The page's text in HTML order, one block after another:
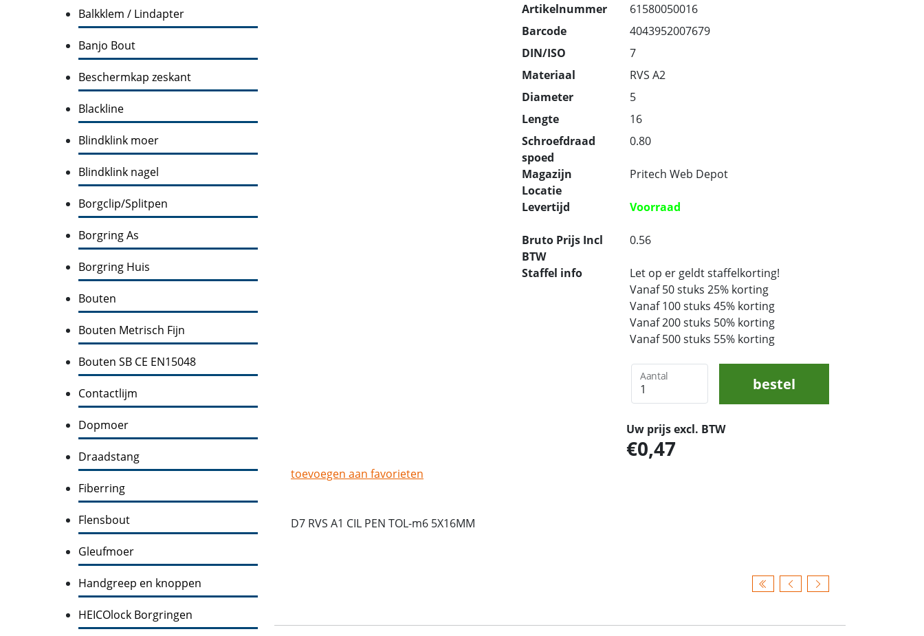
Balkklem / Lindapter
Banjo Bout
Beschermkap zeskant
Blackline
Blindklink moer
Blindklink nagel
Borgclip/Splitpen
Borgring As
Borgring Huis
Bouten
Bouten Metrisch Fijn
Bouten SB CE EN15048
Contactlijm
Dopmoer
Draadstang
Fiberring
Flensbout
Gleufmoer
Handgreep en knoppen
HEICOlock Borgringen
Artikelnummer
61580050016
Barcode
4043952007679
DIN/ISO
7
Materiaal
RVS A2
Diameter
5
Lengte
16
Schroefdraad
spoed
0.80
Magazijn
Locatie
Pritech Web Depot
Levertijd Voorraad
Bruto Prijs Incl
BTW
0.56
Staffel info
Let op er geldt staffelkorting!
Vanaf 50 stuks 25% korting
Vanaf 100 stuks 45% korting
Vanaf 200 stuks 50% korting
Vanaf 500 stuks 55% korting
Aantal bestel
Uw prijs excl. BTW
0,47
toevoegen aan favorieten
D7 RVS A1 CIL PEN TOL-m6 5X16MM